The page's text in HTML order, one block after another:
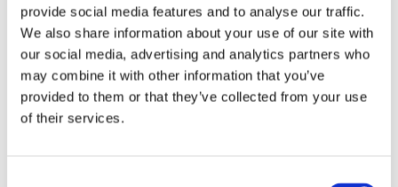
provide social media features and to analyse our traffic.
We also share information about your use of our site with
our social media, advertising and analytics partners who
may combine it with other information that you’ve
provided to them or that they’ve collected from your use
of their services.